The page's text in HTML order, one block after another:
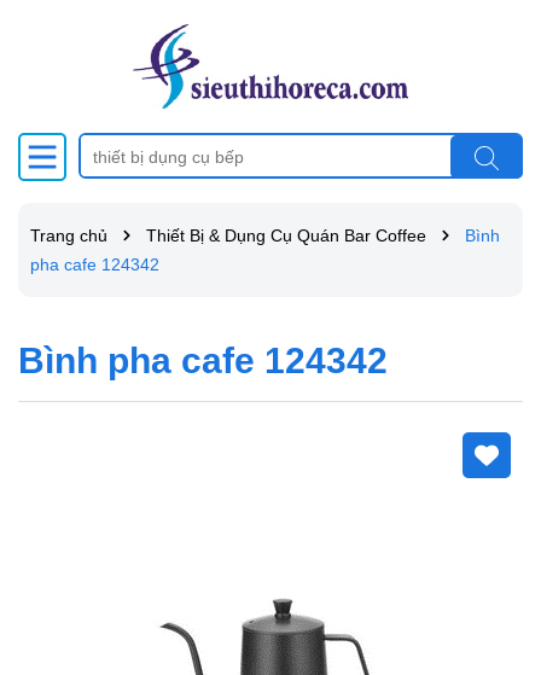
Trang chủ Thiết Bị & Dụng Cụ Quán Bar Coffee
Bình
pha cafe 124342
Bình pha cafe 124342